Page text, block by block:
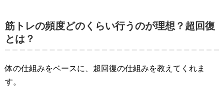
筋トレの頻度どのくらい行うのが理想？超回復
とは？
体の仕組みをベースに、超回復の仕組みを教えてくれま
す。